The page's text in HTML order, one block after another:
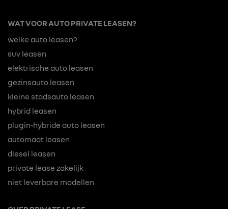
WAT VOOR AUTO PRIVATE LEASEN?
welke auto leasen?
suv leasen
elektrische auto leasen
gezinsauto leasen
kleine stadsauto leasen
hybrid leasen
plugin-hybride auto leasen
automaat leasen
diesel leasen
private lease zakelijk
niet leverbare modellen